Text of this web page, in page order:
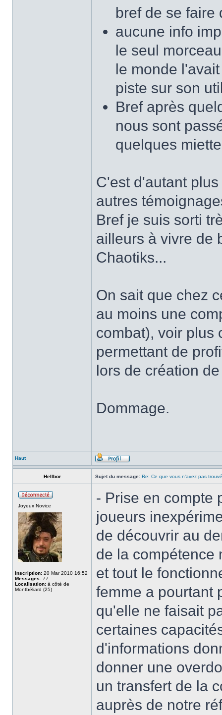
bref de se faire
aucune info
le seul
le monde
piste sur son
Bref après
nous sont
quelques
C'est d'autant
autres
Bref je suis sorti
ailleurs à vivre de
Chaotiks...
On sait que chez
au moins une
combat), voir plus
permettant de
lors de création
Dommage.
Haut
Hellbor Sujet du message: Re: Ce que vous n'avez pas
Joyeux Novice
Inscription: 20 Mar 2010 16:52
Messages: 77
Localisation: à côté de
Montbéliard (25)
- Prise en compte
joueurs
de découvrir au
de la compétence
et tout le
femme a pourtant
qu'elle ne faisait
certaines
d'informations
donner une
un transfert de la
auprès de notre